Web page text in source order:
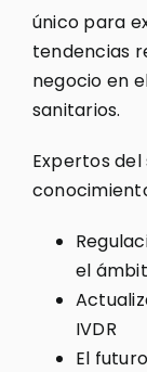
único para
tendencias
negocio en
sanitarios.
Expertos
el
IVDR
El